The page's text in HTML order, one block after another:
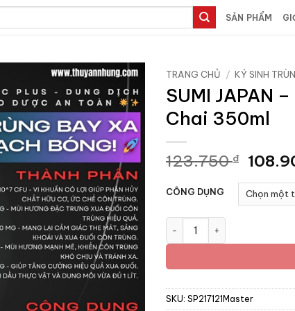
SẢN PHẨM
TRANG CHỦ / KÝ SINH
SUMI JAPAN
Chai 350ml
123.750₫ Giá
là:
CÔNG DỤNG
SUMI JAPAN - XỊT Côn
SKU: SP217121Master